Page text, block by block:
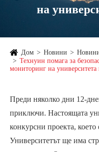
на
Дом Новини
Технуин помага за
мониторинг на
Преди няколко дни 12-
приключи. Настоящата
конкурсни проекта,
Университетът ще има